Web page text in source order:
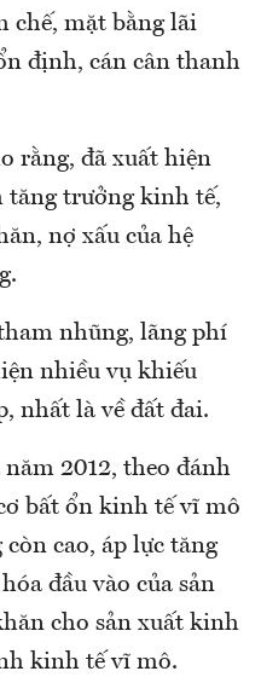
chế, mặt bằng lãi
định, cán cân thanh
rằng, đã xuất hiện
tăng trưởng kinh tế,
nợ xấu của hệ
nhũng, lãng phí
nhiều vụ khiếu
nhất là về đất đai.
2012, theo đánh
bất ổn kinh tế vĩ mô
cao, áp lực tăng
đầu vào của sản
cho sản xuất kinh
kinh tế vĩ mô.